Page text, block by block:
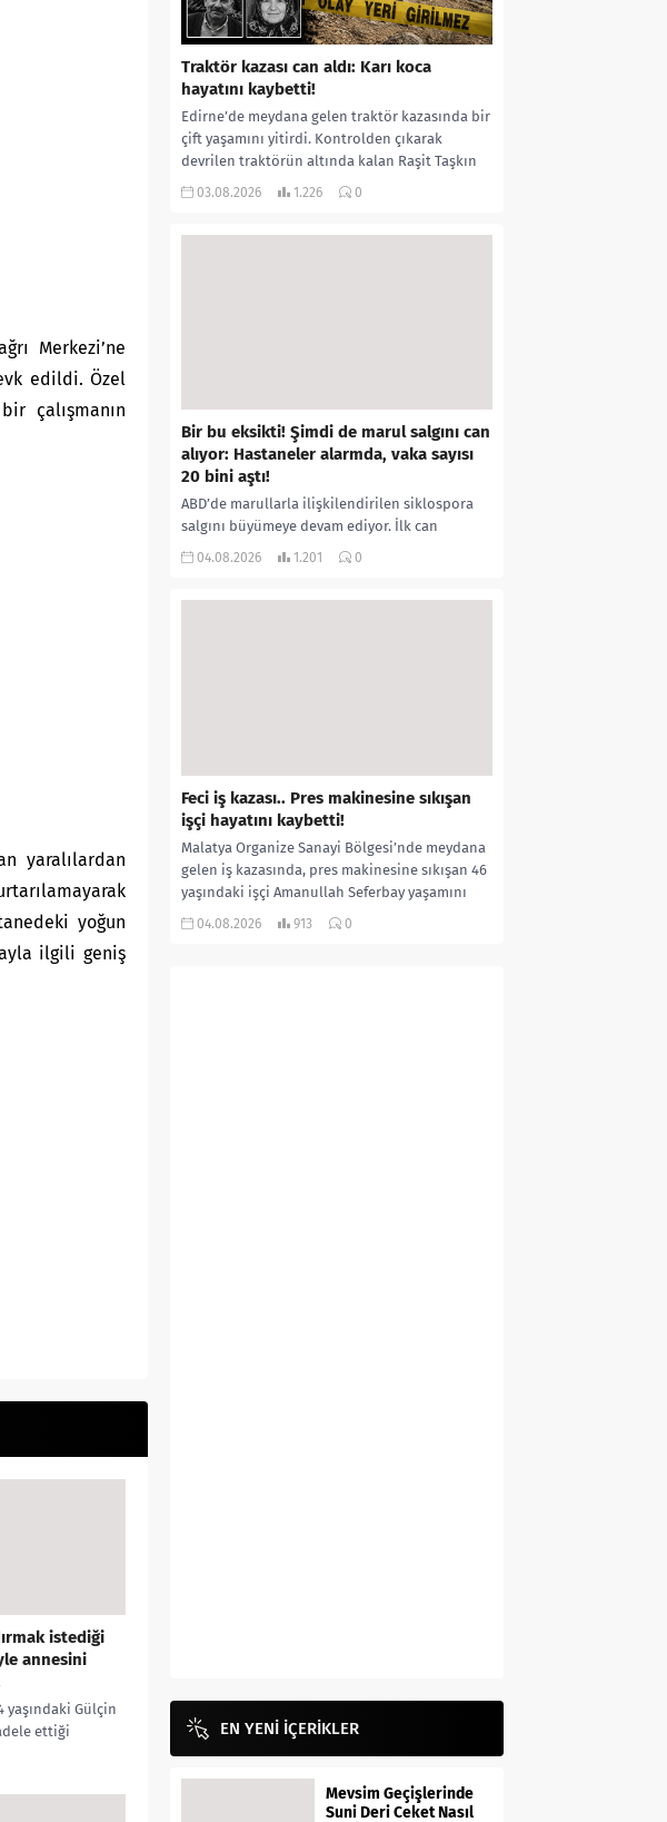
Merkezi’ne
edildi. Özel
çalışmanın
yaralılardan
yoğun
ilgili geniş
istediği
annesini
yaşındaki Gülçin
ettiği
nedeniyle
Traktör kazası can aldı: Karı koca
hayatını kaybetti!
Edirne’de meydana gelen traktör kazasında bir
çift yaşamını yitirdi. Kontrolden çıkarak
devrilen traktörün altında kalan Raşit Taşkın
ile eşi Fatma...
03.08.2026 1.226 0
Bir bu eksikti! Şimdi de marul salgını can
alıyor: Hastaneler alarmda, vaka sayısı
20 bini aştı!
ABD’de marullarla ilişkilendirilen siklospora
salgını büyümeye devam ediyor. İlk can
kayıplarının yaşandığı salgında vaka sayısının
04.08.2026 1.201 0
Feci iş kazası.. Pres makinesine sıkışan
işçi hayatını kaybetti!
Malatya Organize Sanayi Bölgesi’nde meydana
gelen iş kazasında, pres makinesine sıkışan 46
yaşındaki işçi Amanullah Seferbay yaşamını
yitirdi. Olayla ilgili...
04.08.2026 913 0
EN YENİ İÇERİKLER
Mevsim Geçişlerinde
Suni Deri Ceket Nasıl